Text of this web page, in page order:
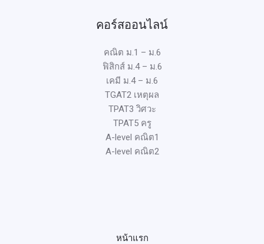
คอร์สออนไลน์
คณิต ม.1 – ม.6
ฟิสิกส์ ม.4 – ม.6
เคมี ม.4 – ม.6
TGAT2 เหตุผล
TPAT3 วิศวะ
TPAT5 ครู
A-level คณิต1
A-level คณิต2
หน้าแรก